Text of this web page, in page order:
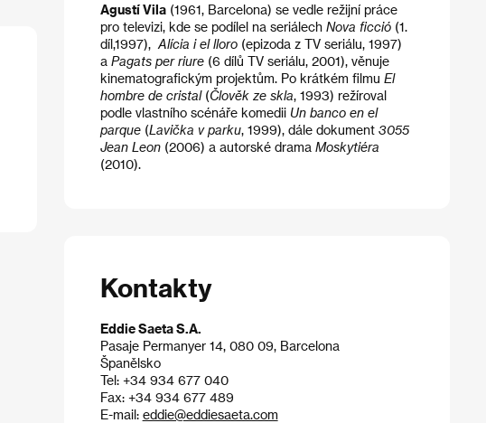
Agustí Vila(1961, Barcelona) se vedle režijní práce
pro televizi, kde se podílel na seriálech Nova ficció(1.
díl,1997), Alícia i el lloro(epizoda z TV seriálu, 1997)
a Pagats per riure(6 dílů TV seriálu, 2001), věnuje
kinematografickým projektům. Po krátkém filmu El
hombre de cristal(Člověk ze skla, 1993) režíroval
podle vlastního scénáře komedii Un banco en el
parque(Lavička v parku, 1999), dále dokument 3055
Jean Leon(2006) a autorské drama Moskytiéra
(2010).
Kontakty
Eddie Saeta S.A.
Pasaje Permanyer 14, 080 09, Barcelona
Španělsko
Tel: +34 934 677 040
Fax: +34 934 677 489
E-mail: eddie@eddiesaeta.com